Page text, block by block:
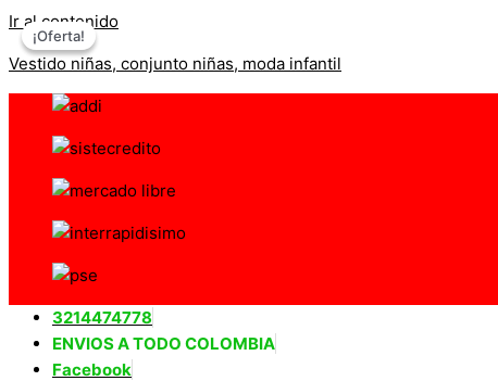
Ir al contenido
Vestido niñas, conjunto niñas, moda infantil
3214474778
ENVIOS A TODO COLOMBIA
Facebook
¡Oferta!
¡Oferta!